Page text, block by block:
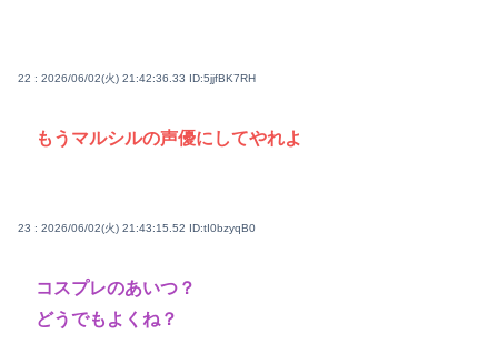
22 : 2026/06/02(火) 21:42:36.33 ID:5jjfBK7RH
もうマルシルの声優にしてやれよ
23 : 2026/06/02(火) 21:43:15.52 ID:tI0bzyqB0
コスプレのあいつ？
どうでもよくね？